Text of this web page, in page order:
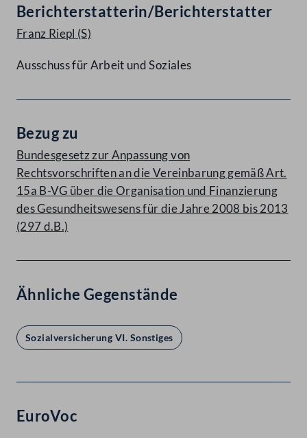
Berichterstatterin/Berichterstatter
Franz Riepl (S)
Ausschuss für Arbeit und Soziales
Bezug zu
Bundesgesetz zur Anpassung von
Rechtsvorschriften an die Vereinbarung gemäß Art.
15a B-VG über die Organisation und Finanzierung
des Gesundheitswesens für die Jahre 2008 bis 2013
(297 d.B.)
Ähnliche Gegenstände
Sozialversicherung VI. Sonstiges
EuroVoc